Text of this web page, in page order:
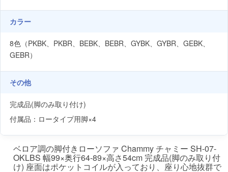
カラー
8色（PKBK、PKBR、BEBK、BEBR、GYBK、GYBR、GEBK、
GEBR）
その他
完成品(脚のみ取り付け)
付属品：ロータイプ用脚×4
ベロア調の脚付きローソファ Chammy チャミー SH-07-
OKLBS 幅99×奥行64-89×高さ54cm 完成品(脚のみ取り付
け) 座面はポケットコイルが入っており、座り心地抜群で